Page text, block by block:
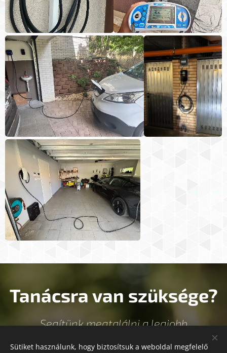
Tanácsra van szüksége?
Segítünk megtalálni a legjobb
Sütiket használunk, hogy biztosítsuk a weboldal megfelelő